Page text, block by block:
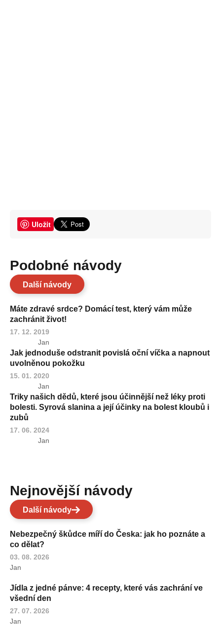
Uložit
Podobné návody
Další návody
Máte zdravé srdce? Domácí test, který vám může
zachránit život!
17. 12. 2019
Jan
Jak jednoduše odstranit povislá oční víčka a napnout
uvolněnou pokožku
15. 01. 2020
Jan
Triky našich dědů, které jsou účinnější než léky proti
bolesti. Syrová slanina a její účinky na bolest kloubů i
zubů
17. 06. 2024
Jan
Nejnovější návody
Další návody
Nebezpečný škůdce míří do Česka: jak ho poznáte a
co dělat?
03. 08. 2026
Jan
Jídla z jedné pánve: 4 recepty, které vás zachrání ve
všední den
27. 07. 2026
Jan